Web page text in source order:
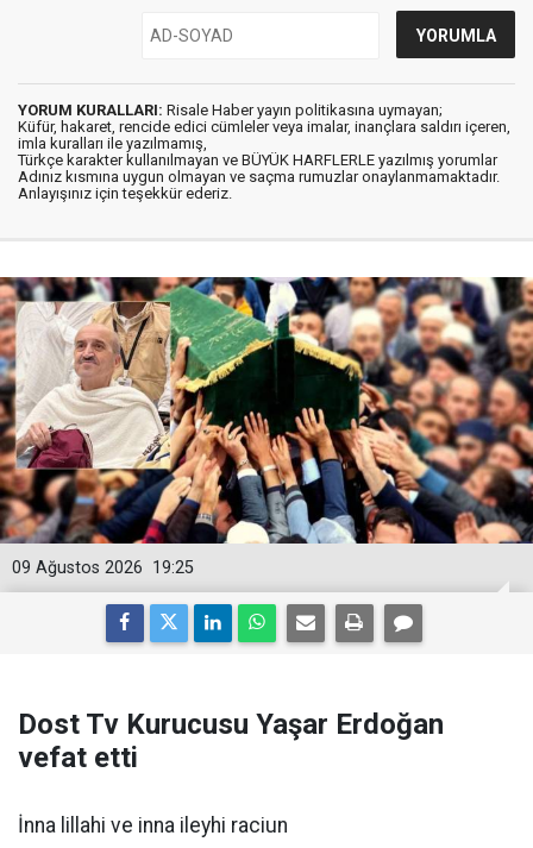
YORUM KURALLARI: Risale Haber yayın politikasına uymayan;
Küfür, hakaret, rencide edici cümleler veya imalar, inançlara saldırı içeren,
imla kuralları ile yazılmamış,
Türkçe karakter kullanılmayan ve BÜYÜK HARFLERLE yazılmış yorumlar
Adınız kısmına uygun olmayan ve saçma rumuzlar onaylanmamaktadır.
Anlayışınız için teşekkür ederiz.
19:25
09 Ağustos 2026
Dost Tv Kurucusu Yaşar Erdoğan
vefat etti
İnna lillahi ve inna ileyhi raciun